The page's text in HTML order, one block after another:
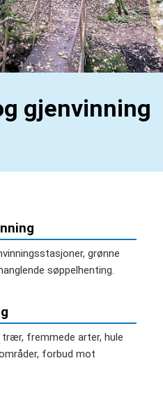
gjenvinning
grønne
søppelhenting.
fremmede arter, hule
forbud mot